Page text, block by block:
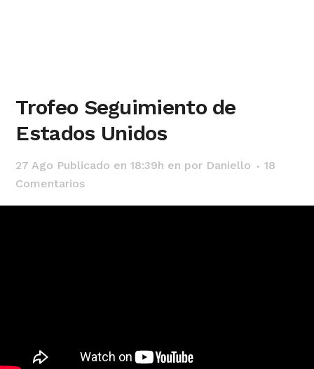
Trofeo Seguimiento de
Estados Unidos
27 Ago Publicado en 18:39h en por Daniello
18
Comentarios